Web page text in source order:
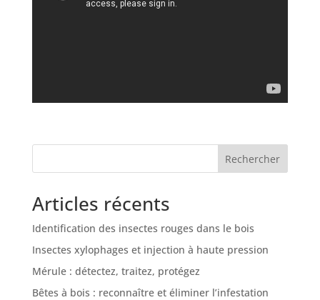
Rechercher
Articles récents
Identification des insectes rouges dans le bois
Insectes xylophages et injection à haute pression
Mérule : détectez, traitez, protégez
Bêtes à bois : reconnaître et éliminer l’infestation